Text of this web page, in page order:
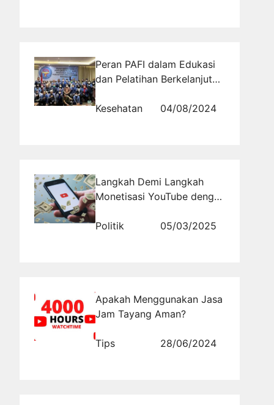
Peran PAFI dalam Edukasi
dan Pelatihan Berkelanjutan
Kesehatan
04/08/2024
Langkah Demi Langkah
Monetisasi YouTube dengan
Politik
05/03/2025
Apakah Menggunakan Jasa
Jam Tayang Aman?
Tips 28/06/2024